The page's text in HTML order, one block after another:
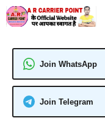
Skip
to
Join WhatsApp
Join Telegram